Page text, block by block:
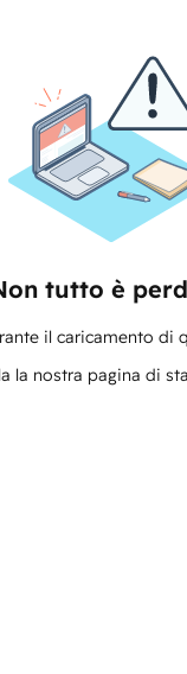
tutto è
il caricamento di
la nostra pagina di